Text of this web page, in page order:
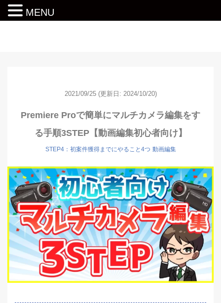
2021/09/25 (更新日: 2024/10/20)
Premiere Proで簡単にマルチカメラ編集をす
る手順3STEP【動画編集初心者向け】
STEP4：初案件獲得までにやること4つ 動画編集
MENU